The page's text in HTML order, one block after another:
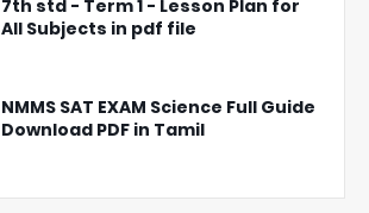
7th std - Term 1 - Lesson Plan for
All Subjects in pdf file
NMMS SAT EXAM Science Full Guide
Download PDF in Tamil